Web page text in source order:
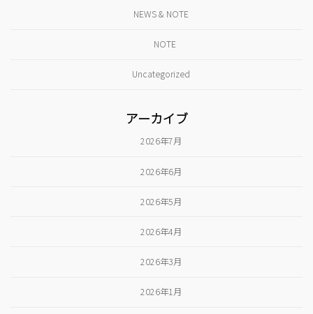
NEWS & NOTE
NOTE
Uncategorized
アーカイブ
2026年7月
2026年6月
2026年5月
2026年4月
2026年3月
2026年1月